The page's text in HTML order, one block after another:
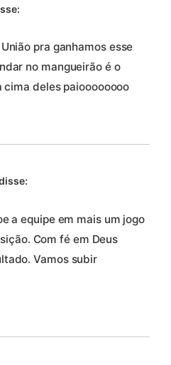
pra ganhamos esse
no mangueirão é o
deles paioooooooo
a equipe em mais um jogo
Com fé em Deus
Vamos subir